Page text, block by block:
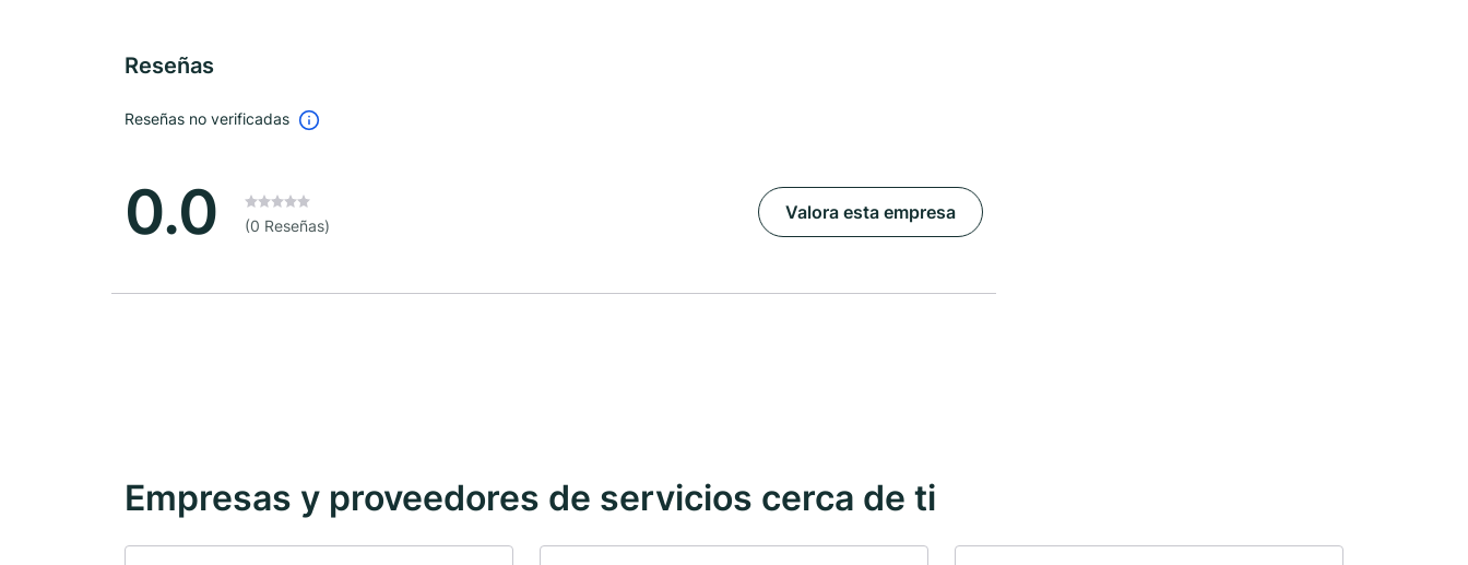
Reseñas
Reseñas no verificadas
0.0 (0 Reseñas)
Valora esta empresa
Empresas y proveedores de servicios cerca de ti